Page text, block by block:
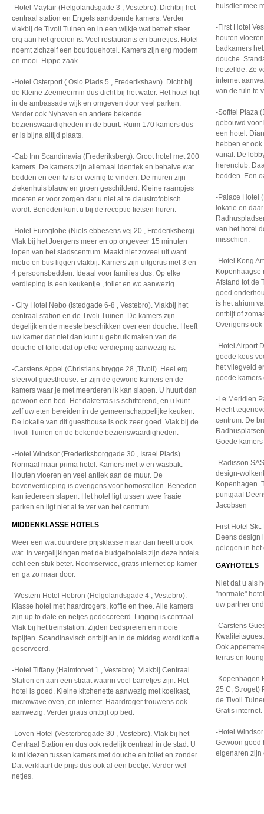
-Hotel Mayfair (Helgolandsgade 3 , Vestebro). Dichtbij het
centraal station en Engels aandoende kamers. Verder
vlakbij de Tivoli Tuinen en in een wijkje wat betreft sfeer
erg aan het groeien is. Veel restaurants en barretjes. Hotel
noemt zichzelf een boutiquehotel. Kamers zijn erg modern
en mooi. Hippe zaak.
-Hotel Osterport ( Oslo Plads 5 , Frederikshavn). Dicht bij
de Kleine Zeemeermin dus dicht bij het water. Het hotel ligt
in de ambassade wijk en omgeven door veel parken.
Verder ook Nyhaven en andere bekende
bezienswaardigheden in de buurt. Ruim 170 kamers dus
er is bijna altijd plaats.
-Cab Inn Scandinavia (Frederiksberg). Groot hotel met 200
kamers. De kamers zijn allemaal identiek en behalve wat
bedden en een tv is er weinig te vinden. De muren zijn
ziekenhuis blauw en groen geschilderd. Kleine raampjes
moeten er voor zorgen dat u niet al te claustrofobisch
wordt. Beneden kunt u bij de receptie fietsen huren.
-Hotel Euroglobe (Niels ebbesens vej 20 , Frederiksberg).
Vlak bij het Joergens meer en op ongeveer 15 minuten
lopen van het stadscentrum. Maakt niet zoveel uit want
metro en bus liggen vlakbij. Kamers zijn uitgerus met 3 en
4 persoonsbedden. Ideaal voor families dus. Op elke
verdieping is een keukentje , toilet en wc aanwezig.
- City Hotel Nebo (Istedgade 6-8 , Vestebro). Vlakbij het
centraal station en de Tivoli Tuinen. De kamers zijn
degelijk en de meeste beschikken over een douche. Heeft
uw kamer dat niet dan kunt u gebruik maken van de
douche of toilet dat op elke verdieping aanwezig is.
-Carstens Appel (Christians brygge 28 ,Tivoli). Heel erg
sfeervol guesthouse. Er zijn de gewone kamers en de
kamers waar je met meerderen ik kan slapen. U huurt dan
gewoon een bed. Het dakterras is schitterend, en u kunt
zelf uw eten bereiden in de gemeenschappelijke keuken.
De lokatie van dit guesthouse is ook zeer goed. Vlak bij de
Tivoli Tuinen en de bekende bezienswaardigheden.
-Hotel Windsor (Frederiksborggade 30 , Israel Plads)
Normaal maar prima hotel. Kamers met tv en wasbak.
Houten vloeren en veel antiek aan de muur. De
bovenverdieping is overigens voor homostellen. Beneden
kan iedereen slapen. Het hotel ligt tussen twee fraaie
parken en ligt niet al te ver van het centrum.
MIDDENKLASSE HOTELS
Weer een wat duurdere prijsklasse maar dan heeft u ook
wat. In vergelijkingen met de budgethotels zijn deze hotels
echt een stuk beter. Roomservice, gratis internet op kamer
en ga zo maar door.
-Western Hotel Hebron (Helgolandsgade 4 , Vestebro).
Klasse hotel met haardrogers, koffie en thee. Alle kamers
zijn up to date en netjes gedecoreerd. Ligging is centraal.
Vlak bij het treinstation. Zijden bedspreien en mooie
tapijten. Scandinavisch ontbijt en in de middag wordt koffie
geserveerd.
-Hotel Tiffany (Halmtorvet 1 , Vestebro). Vlakbij Centraal
Station en aan een straat waarin veel barretjes zijn. Het
hotel is goed. Kleine kitchenette aanwezig met koelkast,
microwave oven, en internet. Haardroger trouwens ook
aanwezig. Verder gratis ontbijt op bed.
-Loven Hotel (Vesterbrogade 30 , Vestebro). Vlak bij het
Centraal Station en dus ook redelijk centraal in de stad. U
kunt kiezen tussen kamers met douche en toilet en zonder.
Dat verklaart de prijs dus ook al een beetje. Verder wel
netjes.
huisdier mee
-First Hotel
houten
badkamers
douche.
hetzelfde. Ze
internet
van de tuin te
-Sofitel Plaza
gebouwd voor
een hotel.
hebben er
vanaf. De
herenclub.
bedden. Een
-Palace Hotel
lokatie en
van het hotel
misschien.
-Hotel Kong
Kopenhaagse
Afstand tot de
goed
is het atrium
ontbijt of
Overigens
-Hotel Airport
goede keus
het vliegveld
goede kamers
-Le Meridien
Recht
centrum. De
Goede
-Radisson
design-
Kopenhagen.
puntgaaf
Jacobsen
First Hotel
Deens design
gelegen in het
GAYHOTELS
Niet dat u als
"normale"
uw partner
-Carstens
Ook
terras en
-Kopenhagen
25 C, Stroget)
de Tivoli
Gratis internet.
-Hotel
Gewoon goed
eigenaren zijn